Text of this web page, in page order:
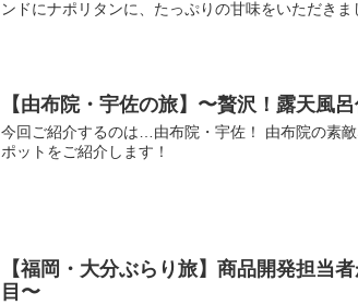
ンドにナポリタンに、たっぷりの甘味をいただき
【由布院・宇佐の旅】〜贅沢！露天風
今回ご紹介するのは…由布院・宇佐！ 由布院の素
ポットをご紹介します！
【福岡・大分ぶらり旅】商品開発担当
目〜